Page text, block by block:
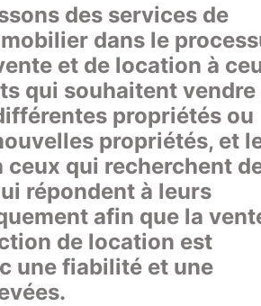
des services de
dans le
et de location à
qui souhaitent vendre
propriétés ou
propriétés, et
ceux qui recherchent
répondent à leurs
afin que la
de location est
une fiabilité et une
❆
❆
❆